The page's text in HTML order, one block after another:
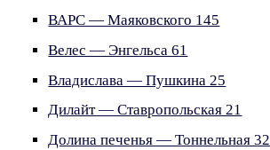
ВАРС — Маяковского 145
Велес — Энгельса 61
Владислава — Пушкина 25
Дилайт — Ставропольская 21
Долина печенья — Тоннельная 32